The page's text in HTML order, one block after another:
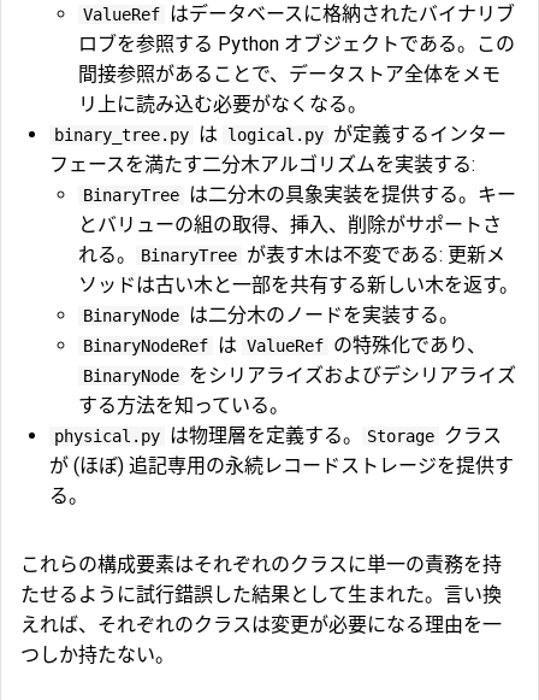
ValueRef はデータベースに格納されたバイナリブ
ロブを参照する Python オブジェクトである。この
間接参照があることで、データストア全体をメモ
リ上に読み込む必要がなくなる。
binary_tree.py は logical.py が定義するインター
フェースを満たす二分木アルゴリズムを実装する:
BinaryTree は二分木の具象実装を提供する。キー
とバリューの組の取得、挿入、削除がサポートさ
れる。
BinaryTree が表す木は不変である: 更新メ
ソッドは古い木と一部を共有する新しい木を返す。
BinaryNode は二分木のノードを実装する。
BinaryNodeRef は ValueRef の特殊化であり、
BinaryNode をシリアライズおよびデシリアライズ
する方法を知っている。
physical.py は物理層を定義する。 Storage クラス
が (ほぼ) 追記専用の永続レコードストレージを提供す
る。
これらの構成要素はそれぞれのクラスに単一の責務を持
たせるように試行錯誤した結果として生まれた。言い換
えれば、それぞれのクラスは変更が必要になる理由を一
つしか持たない。